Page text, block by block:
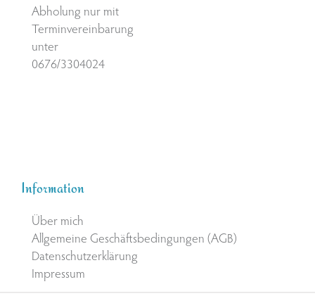
Abholung nur mit
Terminvereinbarung
unter
0676/3304024
Information
Über mich
Allgemeine Geschäftsbedingungen (AGB)
Datenschutzerklärung
Impressum